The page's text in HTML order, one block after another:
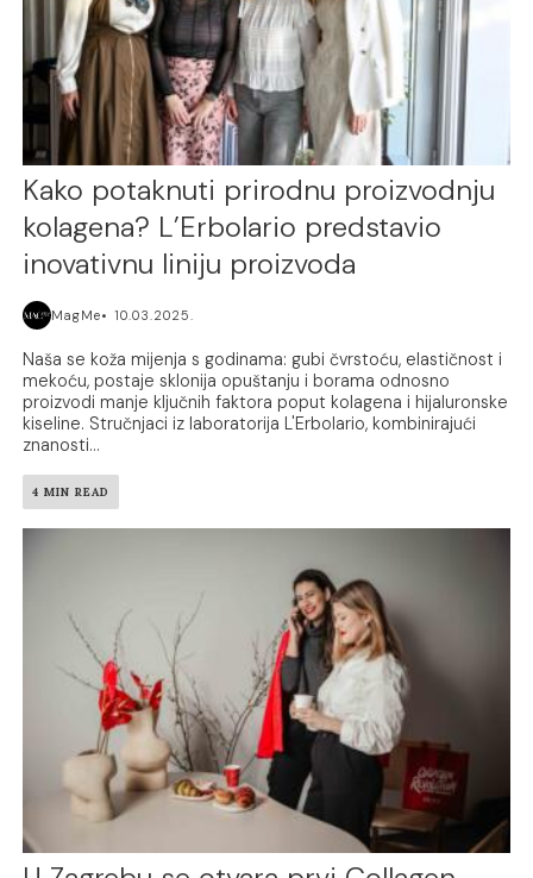
Kako potaknuti prirodnu proizvodnju
kolagena? L’Erbolario predstavio
inovativnu liniju proizvoda
MagMe 10.03.2025.
Naša se koža mijenja s godinama: gubi čvrstoću, elastičnost i
mekoću, postaje sklonija opuštanju i borama odnosno
proizvodi manje ključnih faktora poput kolagena i hijaluronske
kiseline. Stručnjaci iz laboratorija L'Erbolario, kombinirajući
znanosti...
4 MIN READ